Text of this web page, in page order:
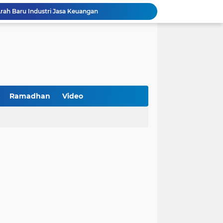
Baru Industri Jasa Keuangan
Reses Masa Persidangan III Tahun 2025-2026: DPRD Jatim Menyerap Aspirasi Mengawal Pembangunan Jawa Timur
Jakarta Raih Digital Excellence Awards 2026
Ramadhan Video